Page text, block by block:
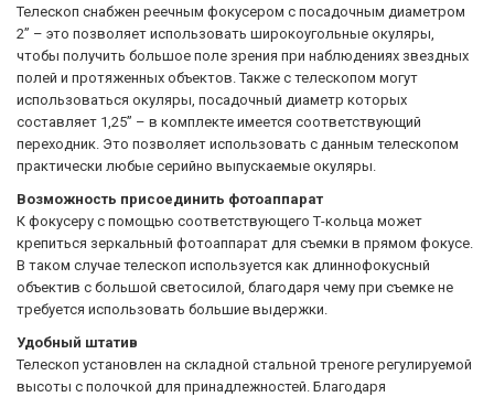
Телескоп снабжен реечным фокусером с посадочным диаметром
2” – это позволяет использовать широкоугольные окуляры,
чтобы получить большое поле зрения при наблюдениях звездных
полей и протяженных объектов. Также с телескопом могут
использоваться окуляры, посадочный диаметр которых
составляет 1,25” – в комплекте имеется соответствующий
переходник. Это позволяет использовать с данным телескопом
практически любые серийно выпускаемые окуляры.
Возможность присоединить фотоаппарат
К фокусеру с помощью соответствующего Т-кольца может
крепиться зеркальный фотоаппарат для съемки в прямом фокусе.
В таком случае телескоп используется как длиннофокусный
объектив с большой светосилой, благодаря чему при съемке не
требуется использовать большие выдержки.
Удобный штатив
Телескоп установлен на складной стальной треноге регулируемой
высоты с полочкой для принадлежностей. Благодаря